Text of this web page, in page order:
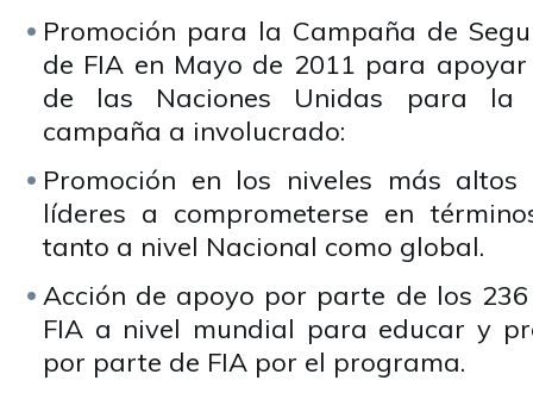
Promoción para la Campaña de
de FIA en Mayo de 2011 para
de las Naciones Unidas para la
campaña a involucrado:
Promoción en los niveles más
líderes a comprometerse en
tanto a nivel Nacional como global.
Acción de apoyo por parte de los
FIA a nivel mundial para educar y
por parte de FIA por el programa.